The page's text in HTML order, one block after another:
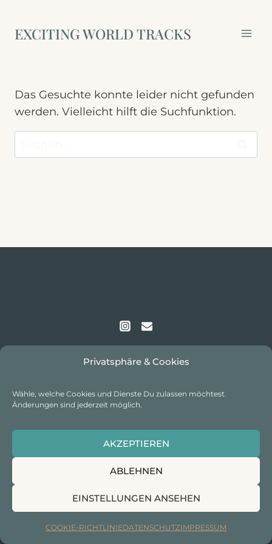
Privatsphäre & Cookies
Wähle, welche Cookies und Dienste Du zulassen möchtest.
Änderungen sind jederzeit möglich.
AKZEPTIEREN
ABLEHNEN
EINSTELLUNGEN ANSEHEN
COOKIE-RICHTLINIEDATENSCHUTZIMPRESSUM
springen
EXCITING WORLD TRACKS
Das Gesuchte konnte leider nicht gefunden
werden. Vielleicht hilft die Suchfunktion.
nach:
DATENSCHUTZ
RICHTLINIE
© 2026 excitingworldtracks I Alle Rechte vorbehalten